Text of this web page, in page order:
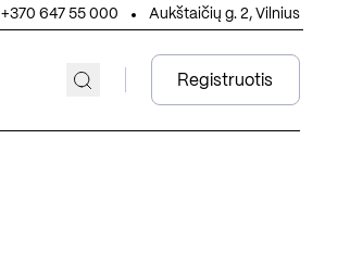
+370 647 55 000 Aukštaičių g. 2, Vilnius
Registruotis